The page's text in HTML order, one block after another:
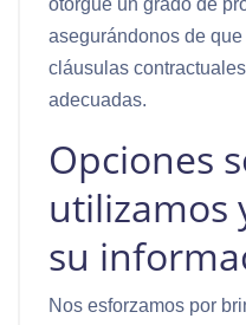
asegurándonos de
cláusulas
adecuadas.
Opciones
utilizamos
su
Nos esforzamos por